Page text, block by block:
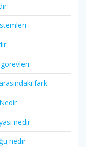
fark
nedir
nedir